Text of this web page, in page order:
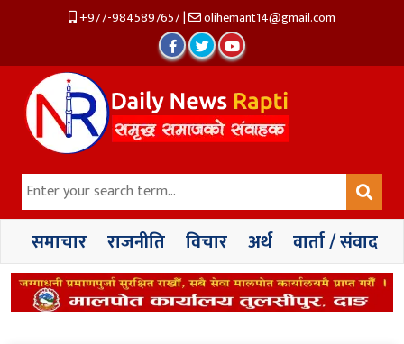
+977-9845897657| olihemant14@gmail.com
समाचार राजनीति विचार अर्थ वार्ता / संवाद